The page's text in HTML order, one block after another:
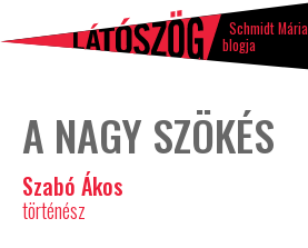
Látószög
blog Schmidt Mária
blogja
Tovább a tartalomhoz
Ugrás a lábléchez
A NAGY SZÖKÉS
Szabó Ákos
történész